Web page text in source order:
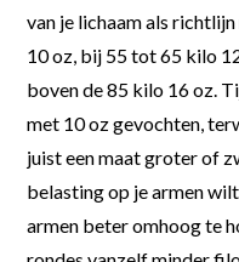
van je lichaam als
10 oz, bij 55 tot 65 kilo
boven de 85 kilo 16 oz.
met 10 oz gevochten,
juist een maat groter of
belasting op je armen
armen beter omhoog te